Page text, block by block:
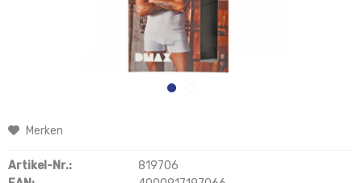
Merken
Artikel-Nr.:
819706